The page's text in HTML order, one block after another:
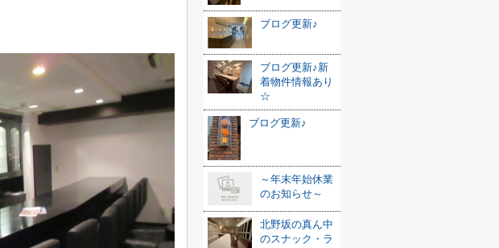
ブログ更新♪
ブログ更新♪新
着物件情報あり
☆
ブログ更新♪
～年末年始休業
のお知らせ～
北野坂の真ん中
のスナック・ラ